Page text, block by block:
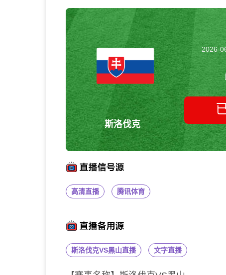
斯洛伐克
2026-
高清直播 腾讯体育
斯洛伐克VS黑山直播 文字直播